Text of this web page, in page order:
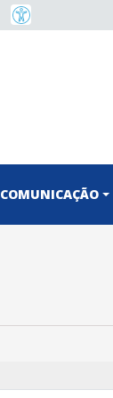
COMUNICAÇÃO